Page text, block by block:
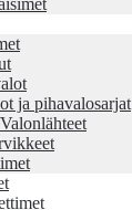
ja pihavalosarjat